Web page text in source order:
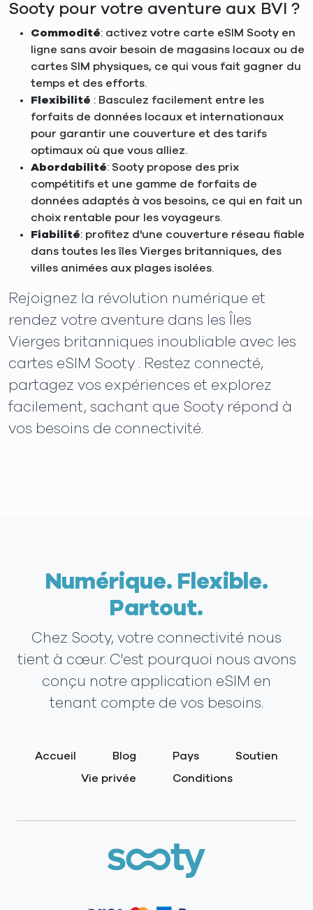
Sooty pour votre aventure aux BVI ?
Commodité: activez votre carte eSIM Sooty en
ligne sans avoir besoin de magasins locaux ou de
cartes SIM physiques, ce qui vous fait gagner du
temps et des efforts.
Flexibilité : Basculez facilement entre les
forfaits de données locaux et internationaux
pour garantir une couverture et des tarifs
optimaux où que vous alliez.
Abordabilité: Sooty propose des prix
compétitifs et une gamme de forfaits de
données adaptés à vos besoins, ce qui en fait un
choix rentable pour les voyageurs.
Fiabilité: profitez d'une couverture réseau fiable
dans toutes les îles Vierges britanniques, des
villes animées aux plages isolées.
Rejoignez la révolution numérique et
rendez votre aventure dans les Îles
Vierges britanniques inoubliable avec les
cartes eSIM Sooty . Restez connecté,
partagez vos expériences et explorez
facilement, sachant que Sooty répond à
vos besoins de connectivité.
Numérique. Flexible.
Partout.
Chez Sooty, votre connectivité nous
tient à cœur. C'est pourquoi nous avons
conçu notre application eSIM en
tenant compte de vos besoins.
Accueil Blog Pays
Soutien
Vie privée
Conditions